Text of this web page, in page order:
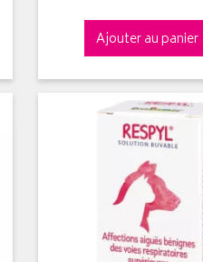
Ajouter au panier